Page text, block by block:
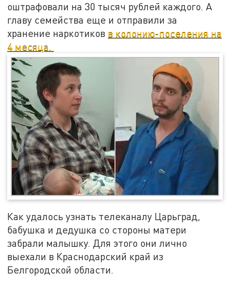
оштрафовали на 30 тысяч рублей каждого. А
главу семейства еще и отправили за
хранение наркотиков в колонию-поселения на
4 месяца.
Как удалось узнать телеканалу Царьград,
бабушка и дедушка со стороны матери
забрали малышку. Для этого они лично
выехали в Краснодарский край из
Белгородской области.